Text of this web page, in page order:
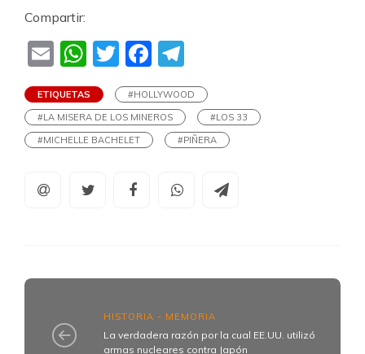
Compartir:
EmailWhatsApp
TwitterFacebook
ETIQUETAS
#HOLLYWOOD
#LA MISERA DE LOS MINEROS
#LOS 33
#MICHELLE BACHELET
#PIÑERA
HISTORIA - MEMORIA
La verdadera razón por la cual EE.UU. utilizó
armas nucleares contra Japón